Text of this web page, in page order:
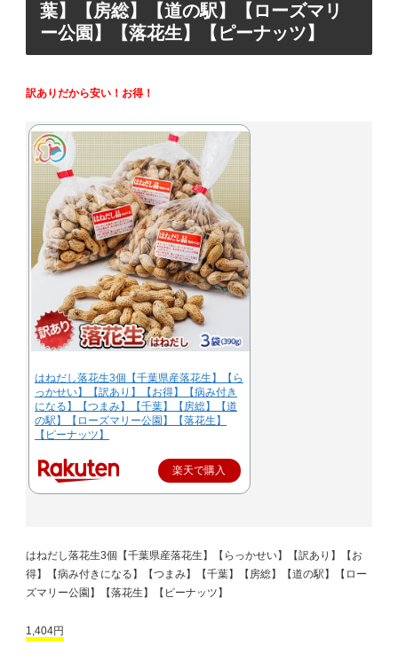
葉】【房総】【道の駅】【ローズマリ
ー公園】【落花生】【ピーナッツ】
訳ありだから安い！お得！
はねだし落花生3個【千葉県産落花生】【ら
っかせい】【訳あり】【お得】【病み付き
になる】【つまみ】【千葉】【房総】【道
の駅】【ローズマリー公園】【落花生】
【ピーナッツ】
楽天で購入
はねだし落花生3個【千葉県産落花生】【らっかせい】【訳あり】【お
得】【病み付きになる】【つまみ】【千葉】【房総】【道の駅】【ロー
ズマリー公園】【落花生】【ピーナッツ】
1,404円